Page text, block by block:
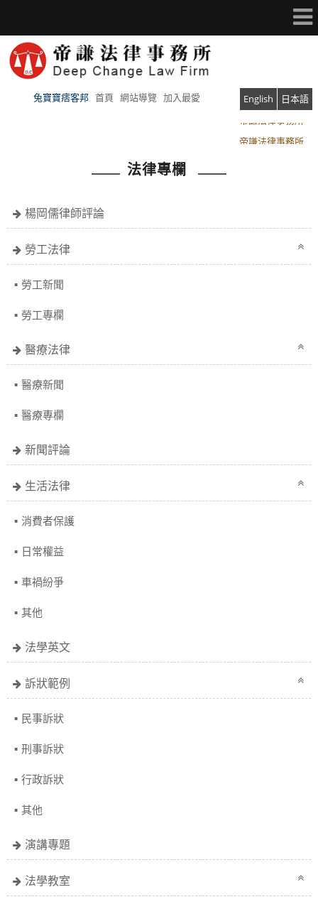
兔寶寶痞客邦 首頁 網站導覽 加入最愛 English
日本語
帝謙法律事務所
帝謙法律事務所
法律專欄
楊岡儒律師評論
勞工法律
勞工新聞
勞工專欄
醫療法律
醫療新聞
醫療專欄
新聞評論
生活法律
消費者保護
日常權益
車禍紛爭
其他
法學英文
訴狀範例
民事訴狀
刑事訴狀
行政訴狀
其他
演講專題
法學教室